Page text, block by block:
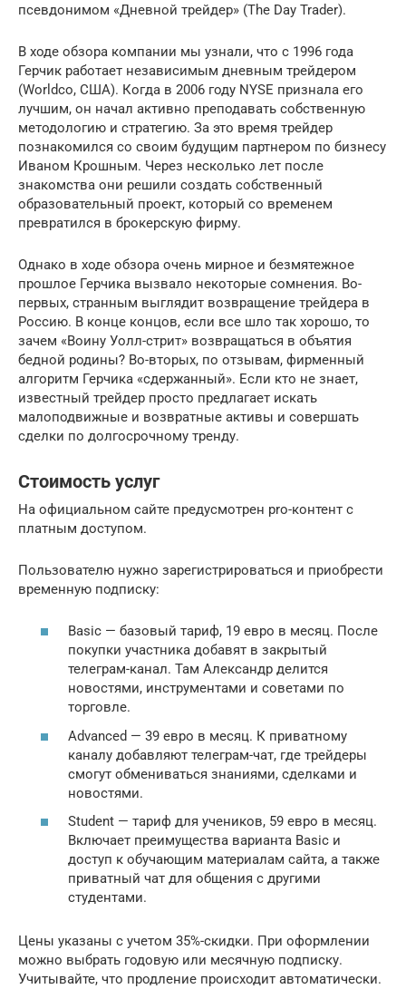
псевдонимом «Дневной трейдер» (The Day Trader).
В ходе обзора компании мы узнали, что с 1996 года
Герчик работает независимым дневным трейдером
(Worldco, США). Когда в 2006 году NYSE признала его
лучшим, он начал активно преподавать собственную
методологию и стратегию. За это время трейдер
познакомился со своим будущим партнером по бизнесу
Иваном Крошным. Через несколько лет после
знакомства они решили создать собственный
образовательный проект, который со временем
превратился в брокерскую фирму.
Однако в ходе обзора очень мирное и безмятежное
прошлое Герчика вызвало некоторые сомнения. Во-
первых, странным выглядит возвращение трейдера в
Россию. В конце концов, если все шло так хорошо, то
зачем «Воину Уолл-стрит» возвращаться в объятия
бедной родины? Во-вторых, по отзывам, фирменный
алгоритм Герчика «сдержанный». Если кто не знает,
известный трейдер просто предлагает искать
малоподвижные и возвратные активы и совершать
сделки по долгосрочному тренду.
Стоимость услуг
На официальном сайте предусмотрен pro-контент с
платным доступом.
Пользователю нужно зарегистрироваться и приобрести
временную подписку:
Basic — базовый тариф, 19 евро в месяц. После
покупки участника добавят в закрытый
телеграм-канал. Там Александр делится
новостями, инструментами и советами по
торговле.
Advanced — 39 евро в месяц. К приватному
каналу добавляют телеграм-чат, где трейдеры
смогут обмениваться знаниями, сделками и
новостями.
Student — тариф для учеников, 59 евро в месяц.
Включает преимущества варианта Basic и
доступ к обучающим материалам сайта, а также
приватный чат для общения с другими
студентами.
Цены указаны с учетом 35%-скидки. При оформлении
можно выбрать годовую или месячную подписку.
Учитывайте, что продление происходит автоматически.